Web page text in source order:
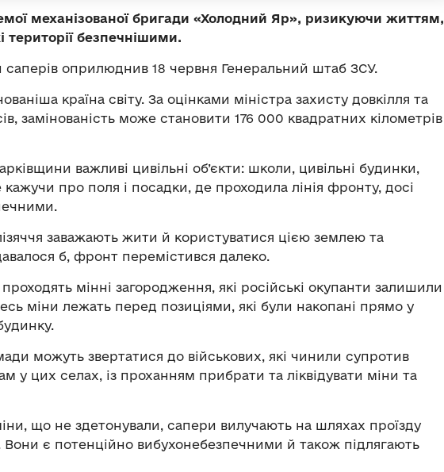
механізованої бригади «Холодний Яр», ризикуючи життям,
території безпечнішими.
саперів оприлюднив 18 червня Генеральний штаб ЗСУ.
країна світу. За оцінками міністра захисту довкілля та
замінованість може становити 176 000 квадратних кілометрів
важливі цивільні об’єкти: школи, цивільні будинки,
про поля і посадки, де проходила лінія фронту, досі
заважають жити й користуватися цією землею та
б, фронт перемістився далеко.
мінні загородження, які російські окупанти залишили
міни лежать перед позиціями, які були накопані прямо у
можуть звертатися до військових, які чинили супротив
у цих селах, із проханням прибрати та ліквідувати міни та
що не здетонували, сапери вилучають на шляхах проїзду
Вони є потенційно вибухонебезпечними й також підлягають